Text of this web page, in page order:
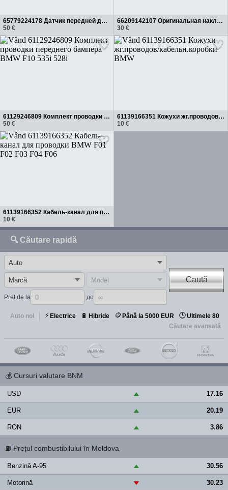
65779224178 Датчик передней двери BMW
50 €
66209142107 Оригинальная накладка на датчик парковки BMW E60 E70 F13 F07 F10, комплект из 5 штук
30 €
61129246809 Комплект проводки переднего бампера BMW F10 535i 528i
50 €
61139166351 Кожухи жг.проводов/кабельн.коробки BMW
10 €
61139166352 Кабель-канал для проводки BMW F01 F02 F03 F04 F06
10 €
🔍 Căutare rapidă
Preț de la до
Caută
Auto noi ⚡ Electrice 🔋 Hibride 🪙 Până la 5000 EUR 🕒Ultimele 80
Căutare avansată
💰 Cursuri valutare BNM
USD ▲ 17.16
EUR ▲ 20.19
RON ▲ 3.86
⛽ Prețul combustibilului în Moldova
Benzină A-95 ▲ 30.56
Motorină ▼ 30.23